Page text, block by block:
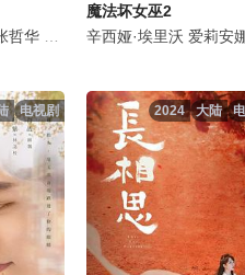
杨斯 富大龙 曹磊 李洪涛 黄曼 张
哲华 袁弘 杨烁 周游 金巴 冯
魔法坏女巫2
辛西娅·埃里沃 爱莉安娜·格
电视剧 大陆
2024